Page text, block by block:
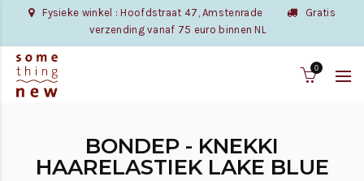
Fysieke winkel : Hoofdstraat 47, Amstenrade
Gratis
verzending vanaf 75 euro binnen NL
0
BONDEP - KNEKKI
HAARELASTIEK LAKE BLUE